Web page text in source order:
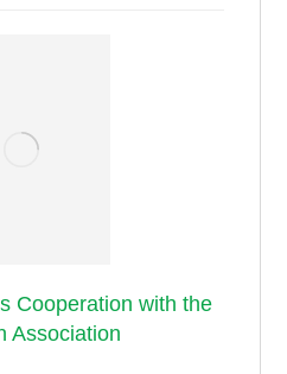
Cooperation with the
Association